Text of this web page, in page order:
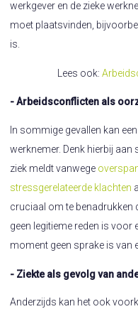
werkgever en de zieke
moet plaatsvinden,
is.
Lees ook:
- Arbeidsconflicten als
In sommige gevallen kan
werknemer. Denk hierbij
ziek meldt vanwege
stressgerelateerde klachten
cruciaal om te
geen legitieme reden is voor
moment geen sprake is van
- Ziekte als gevolg van
Anderzijds kan het ook